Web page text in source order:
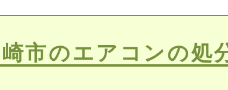
市のエアコンの処